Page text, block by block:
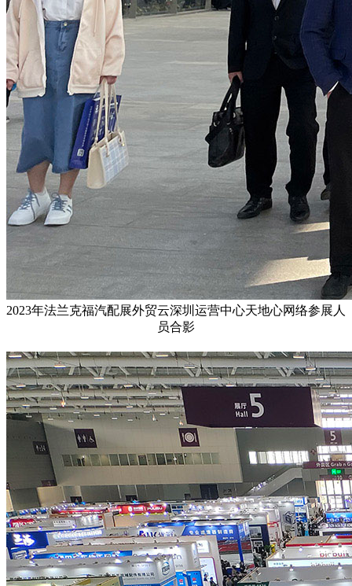
2023年法兰克福汽配展外贸云深圳运营中心天地心网络参展人
员合影